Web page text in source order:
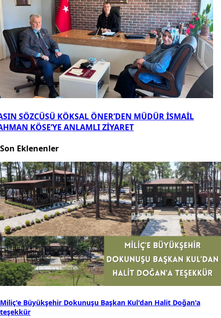
SÖZCÜSÜ KÖKSAL ÖNER’DEN MÜDÜR İSMAİL
KÖSE’YE ANLAMLI ZİYARET
Son Eklenenler
Miliç'e Büyükşehir Dokunuşu Başkan Kul'dan Halit Doğan'a
teşekkür